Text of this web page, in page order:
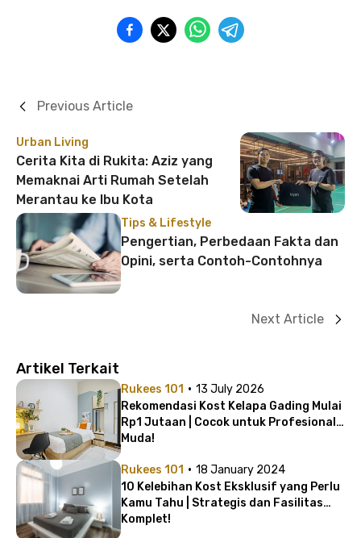
Urban Living
Cerita Kita di Rukita: Aziz yang
Memaknai Arti Rumah Setelah
Merantau ke Ibu Kota
Previous Article
Tips & Lifestyle
Pengertian, Perbedaan Fakta dan
Opini, serta Contoh-Contohnya
Next Article
Artikel Terkait
Rukees 101 · 13 July 2026
Rekomendasi Kost Kelapa Gading Mulai
Rp1 Jutaan | Cocok untuk Profesional
Muda!
Rukees 101 · 18 January 2024
10 Kelebihan Kost Eksklusif yang Perlu
Kamu Tahu | Strategis dan Fasilitas
Komplet!